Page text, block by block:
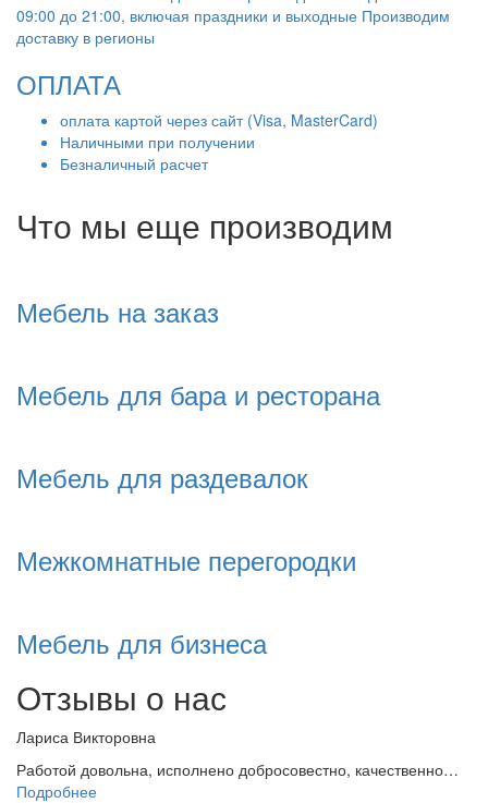
09:00 до 21:00, включая праздники и выходные Производим
доставку в регионы
ОПЛАТА
оплата картой через сайт (Visa, MasterCard)
Наличными при получении
Безналичный расчет
Что мы еще производим
Мебель на заказ
Мебель для бара и ресторана
Мебель для раздевалок
Межкомнатные перегородки
Мебель для бизнеса
Отзывы о нас
Лариса Викторовна
Работой довольна, исполнено добросовестно, качественно…
Подробнее